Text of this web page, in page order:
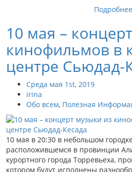
Подробнее
10 мая –
кинофильмов в
центре Сьюдад-
Среда мая 1st, 2019
irina
Обо всем, Полезная
10 мая в 20:30 в небольшом
расположившемся в провинции
курортного города Торревьеха,
котором будут исполнены